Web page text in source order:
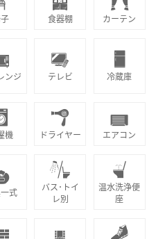
食器棚 カーテン
ンジ テレビ 冷蔵庫
機 ドライヤー エアコン
式
バス･トイ
レ別
温水洗浄便
座